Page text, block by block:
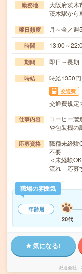
勤務地
大阪府茨木
茨木駅から
曜日頻度 月～金／週
時間 13:00～
期間 即日～長期
時給 時給1350円
交通費
交通費規定
仕事内容
コーヒー製
や包装機の
応募資格
職種未経験
不要
＜未経験
流れ「応募
職場の雰囲気
年齢層
20代
気になる!
派遣会社